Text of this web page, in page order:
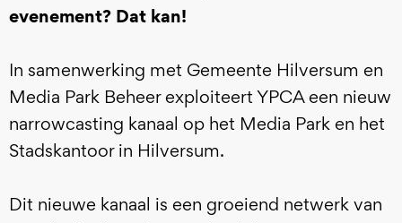
evenement? Dat kan!
In samenwerking met Gemeente Hilversum en
Media Park Beheer exploiteert YPCA een nieuw
narrowcasting kanaal op het Media Park en het
Stadskantoor in Hilversum.
Dit nieuwe kanaal is een groeiend netwerk van